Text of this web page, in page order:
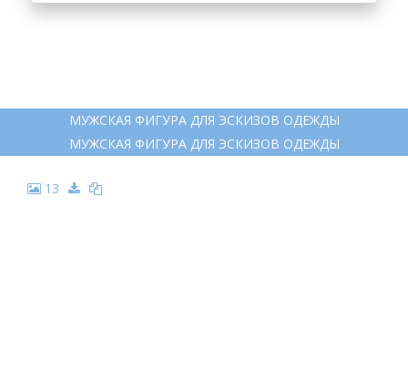
МУЖСКАЯ ФИГУРА ДЛЯ ЭСКИЗОВ ОДЕЖДЫ
МУЖСКАЯ ФИГУРА ДЛЯ ЭСКИЗОВ ОДЕЖДЫ
13